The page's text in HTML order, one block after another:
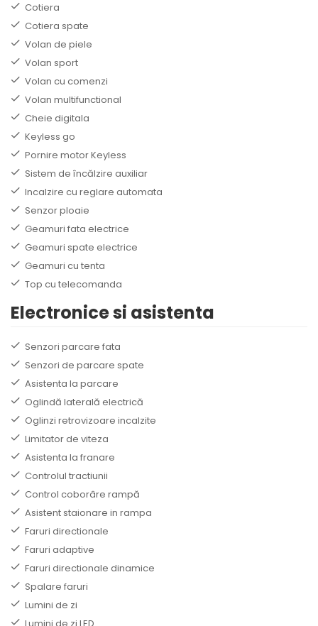
Cotiera
Cotiera spate
Volan de piele
Volan sport
Volan cu comenzi
Volan multifunctional
Cheie digitala
Keyless go
Pornire motor Keyless
Sistem de încălzire auxiliar
Incalzire cu reglare automata
Senzor ploaie
Geamuri fata electrice
Geamuri spate electrice
Geamuri cu tenta
Top cu telecomanda
Electronice si asistenta
Senzori parcare fata
Senzori de parcare spate
Asistenta la parcare
Oglindă laterală electrică
Oglinzi retrovizoare incalzite
Limitator de viteza
Asistenta la franare
Controlul tractiunii
Control coborâre rampă
Asistent staionare in rampa
Faruri directionale
Faruri adaptive
Faruri directionale dinamice
Spalare faruri
Lumini de zi